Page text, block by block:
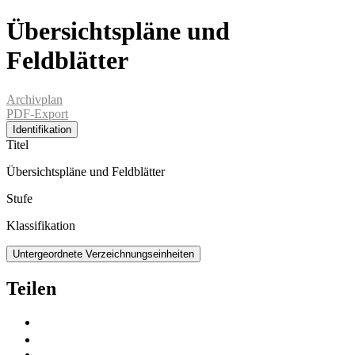
Übersichtspläne und
Feldblätter
Archivplan
PDF-Export
Identifikation
Titel
Übersichtspläne und Feldblätter
Stufe
Klassifikation
Untergeordnete Verzeichnungseinheiten
Teilen